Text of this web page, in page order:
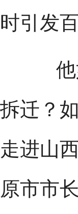
时引发
他如
拆迁？
走进山
原市市